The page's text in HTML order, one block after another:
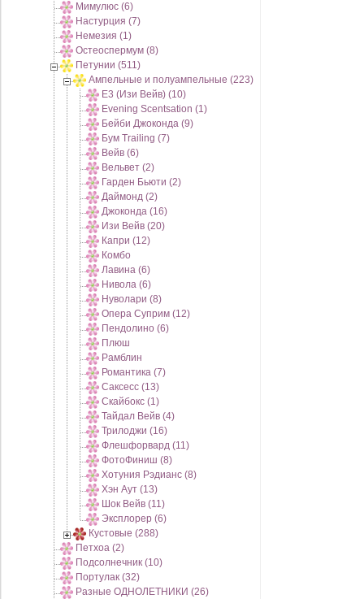
Мимулюс (6)
Настурция (7)
Немезия (1)
Остеоспермум (8)
Петунии (511)
Ампельные и полуампельные (223)
E3 (Изи Вейв) (10)
Evening Scentsation (1)
Бейби Джоконда (9)
Бум Trailing (7)
Вейв (6)
Вельвет (2)
Гарден Бьюти (2)
Даймонд (2)
Джоконда (16)
Изи Вейв (20)
Капри (12)
Комбо
Лавина (6)
Нивола (6)
Нуволари (8)
Опера Суприм (12)
Пендолино (6)
Плюш
Рамблин
Романтика (7)
Саксесс (13)
Скайбокс (1)
Тайдал Вейв (4)
Трилоджи (16)
Флешфорвард (11)
ФотоФиниш (8)
Хотуния Рэдианс (8)
Хэн Аут (13)
Шок Вейв (11)
Эксплорер (6)
Кустовые (288)
Петхоа (2)
Подсолнечник (10)
Портулак (32)
Разные ОДНОЛЕТНИКИ (26)